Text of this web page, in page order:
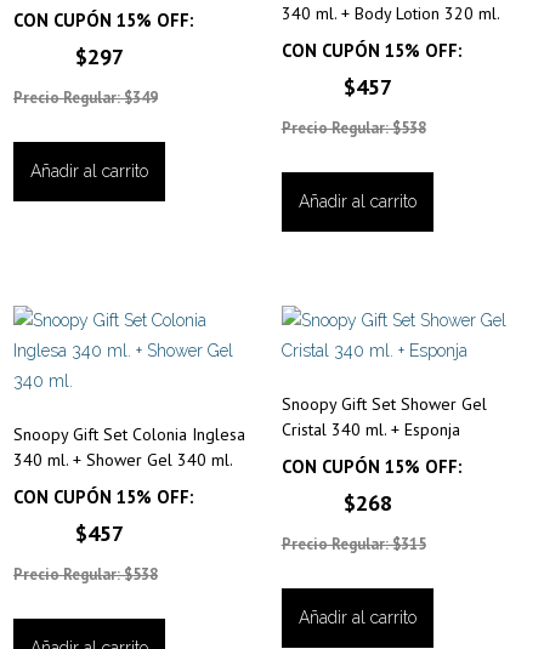
CON CUPÓN 15% OFF:
$297
Precio Regular: $349
Añadir al carrito
340 ml. + Body Lotion 320 ml.
CON CUPÓN 15% OFF:
$457
Precio Regular: $538
Añadir al carrito
Snoopy Gift Set Colonia Inglesa
340 ml. + Shower Gel 340 ml.
CON CUPÓN 15% OFF:
$457
Precio Regular: $538
Snoopy Gift Set Shower Gel
Cristal 340 ml. + Esponja
CON CUPÓN 15% OFF:
$268
Precio Regular: $315
Añadir al carrito